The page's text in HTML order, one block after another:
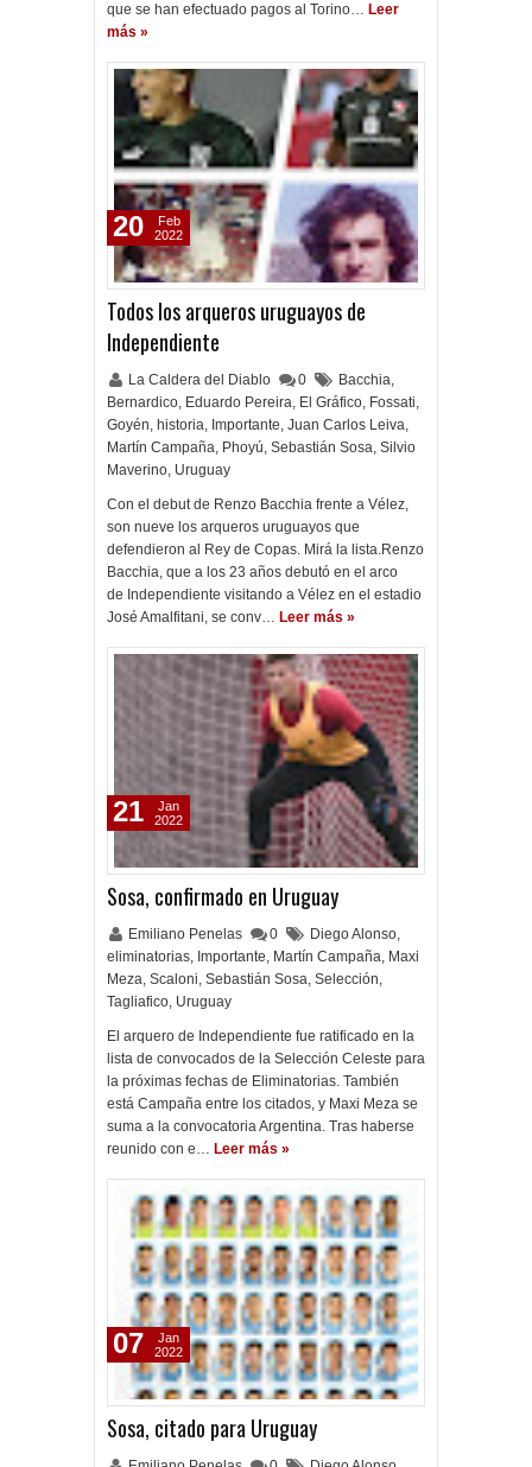
que se han efectuado pagos al Torino… Leer
más »
Todos los arqueros uruguayos de
Independiente
La Caldera del Diablo 0 Bacchia,
Bernardico, Eduardo Pereira, El Gráfico, Fossati,
Goyén, historia, Importante, Juan Carlos Leiva,
Martín Campaña, Phoyú, Sebastián Sosa, Silvio
Maverino, Uruguay
Con el debut de Renzo Bacchia frente a Vélez,
son nueve los arqueros uruguayos que
defendieron al Rey de Copas. Mirá la lista.Renzo
Bacchia, que a los 23 años debutó en el arco
de Independiente visitando a Vélez en el estadio
José Amalfitani, se conv… Leer más »
20
Feb
2022
Sosa, confirmado en Uruguay
Emiliano Penelas 0 Diego Alonso,
eliminatorias, Importante, Martín Campaña, Maxi
Meza, Scaloni, Sebastián Sosa, Selección,
Tagliafico, Uruguay
El arquero de Independiente fue ratificado en la
lista de convocados de la Selección Celeste para
la próximas fechas de Eliminatorias. También
está Campaña entre los citados, y Maxi Meza se
suma a la convocatoria Argentina. Tras haberse
reunido con e… Leer más »
21
Jan
2022
Sosa, citado para Uruguay
07
Jan
2022